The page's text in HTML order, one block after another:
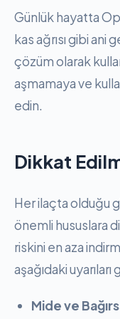
Günlük hayatta
kas ağrısı gibi ani
çözüm olarak
aşmamaya ve
edin.
Dikkat
Her ilaçta olduğu
önemli hususlara
riskini en aza
aşağıdaki
Mide ve